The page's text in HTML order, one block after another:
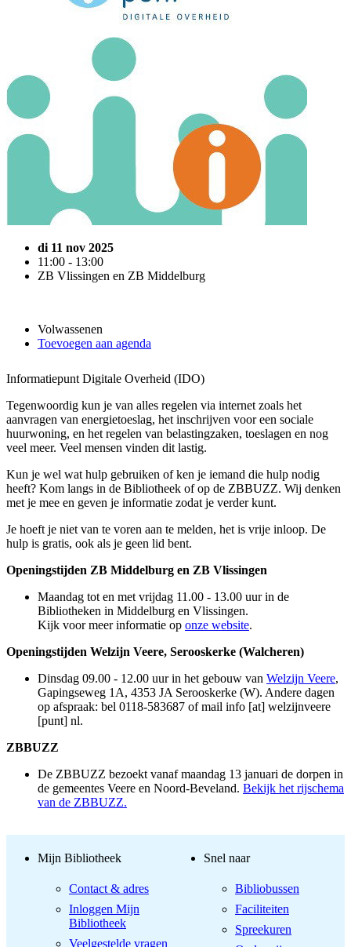
di 11 nov 2025
11:00 - 13:00
ZB Vlissingen en ZB Middelburg
Volwassenen
Toevoegen aan agenda
Informatiepunt Digitale Overheid (IDO)
Tegenwoordig kun je van alles regelen via internet zoals het
aanvragen van energietoeslag, het inschrijven voor een sociale
huurwoning, en het regelen van belastingzaken, toeslagen en nog
veel meer. Veel mensen vinden dit lastig.
Kun je wel wat hulp gebruiken of ken je iemand die hulp nodig
heeft? Kom langs in de Bibliotheek of op de ZBBUZZ. Wij denken
met je mee en geven je informatie zodat je verder kunt.
Je hoeft je niet van te voren aan te melden, het is vrije inloop. De
hulp is gratis, ook als je geen lid bent.
Openingstijden ZB Middelburg en ZB Vlissingen
Maandag tot en met vrijdag 11.00 - 13.00 uur in de
Bibliotheken in Middelburg en Vlissingen.
Kijk voor meer informatie op onze website.
Openingstijden Welzijn Veere, Serooskerke (Walcheren)
Dinsdag 09.00 - 12.00 uur in het gebouw van Welzijn Veere,
Gapingseweg 1A, 4353 JA Serooskerke (W). Andere dagen
op afspraak: bel 0118-583687 of mail info [at] welzijnveere
[punt] nl.
ZBBUZZ
De ZBBUZZ bezoekt vanaf maandag 13 januari de dorpen in
de gemeentes Veere en Noord-Beveland. Bekijk het rijschema
van de ZBBUZZ.
Mijn Bibliotheek
Contact & adres
Inloggen Mijn
Bibliotheek
Veelgestelde vragen
Snel naar
Bibliobussen
Faciliteiten
Spreekuren